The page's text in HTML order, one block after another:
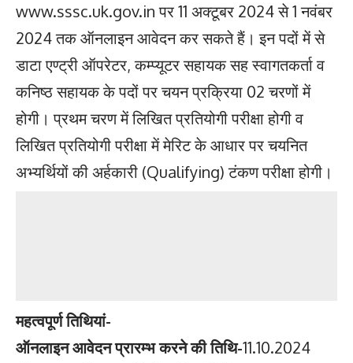
www.sssc.uk.gov.in पर 11 अक्टूबर 2024 से 1 नवंबर
2024 तक ऑनलाइन आवेदन कर सकते हैं। इन पदों में से
डाटा एण्ट्री ऑपरेटर, कम्प्यूटर सहायक सह स्वागतकर्ता व
कनिष्ठ सहायक के पदों पर चयन प्रक्रिया 02 चरणों में
होगी। प्रथम चरण में लिखित प्रतियोगी परीक्षा होगी व
लिखित प्रतियोगी परीक्षा में मेरिट के आधार पर चयनित
अभ्यर्थियों की अर्हकारी (Qualifying) टंकण परीक्षा होगी।
महत्वपूर्ण तिथियां-
ऑनलाइन आवेदन प्रारम्भ करने की तिथि-11.10.2024